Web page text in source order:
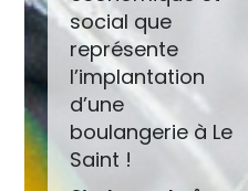
social que
représente
l’implantation
d’une
boulangerie à Le
Saint !